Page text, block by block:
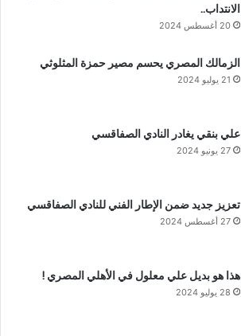
الانتداب..
20 أغسطس 2024
الزمالك المصري يحسم مصير حمزة المثلوثي
21 يوليو 2024
علي بنقي يغادر النادي الصفاقسي
27 يونيو 2024
تعزيز جديد ضمن الإطار الفني للنادي الصفاقسي
27 أغسطس 2024
هذا هو بديل علي معلول في الأهلي المصري !
28 يوليو 2024